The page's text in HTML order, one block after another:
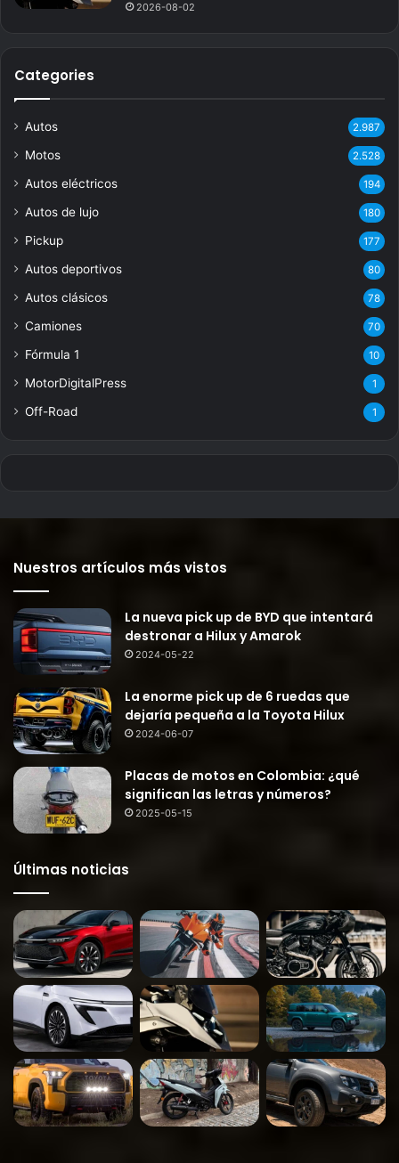
2026-08-02
Categories
Autos 2.987
Motos 2.528
Autos eléctricos 194
Autos de lujo 180
Pickup 177
Autos deportivos 80
Autos clásicos 78
Camiones 70
Fórmula 1 10
MotorDigitalPress 1
Off-Road 1
Nuestros artículos más vistos
La nueva pick up de BYD que intentará
destronar a Hilux y Amarok
2024-05-22
La enorme pick up de 6 ruedas que
dejaría pequeña a la Toyota Hilux
2024-06-07
Placas de motos en Colombia: ¿qué
significan las letras y números?
2025-05-15
Últimas noticias